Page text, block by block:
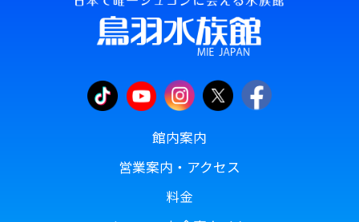
館内案内
営業案内・アクセス
料金